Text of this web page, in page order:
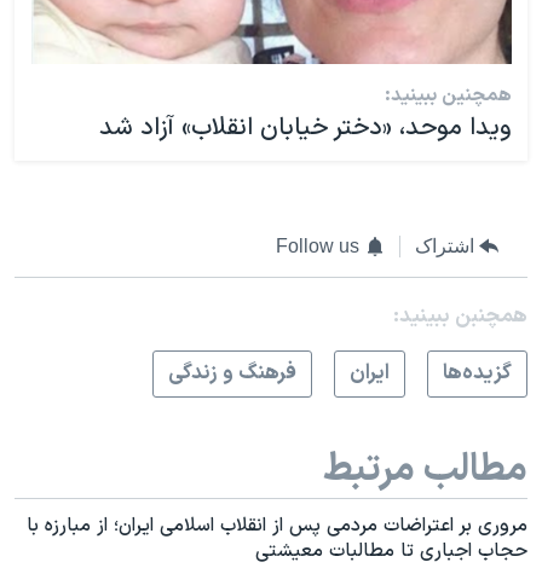
همچنین ببینید:
ویدا موحد، «دختر خیابان انقلاب» آزاد شد
اشتراک Follow us
همچنبن ببینید:
گزيده‌ها
ايران فرهنگ و زندگی
مطالب مرتبط
مروری بر اعتراضات مردمی پس از انقلاب اسلامی ایران؛ از مبارزه با
حجاب اجباری تا مطالبات معیشتی